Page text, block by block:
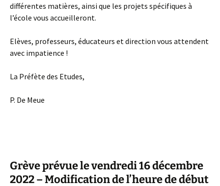
différentes matières, ainsi que les projets spécifiques à
l’école vous accueilleront.
Elèves, professeurs, éducateurs et direction vous attendent
avec impatience !
La Préfète des Etudes,
P. De Meue
Grève prévue le vendredi 16 décembre
2022 – Modification de l’heure de début